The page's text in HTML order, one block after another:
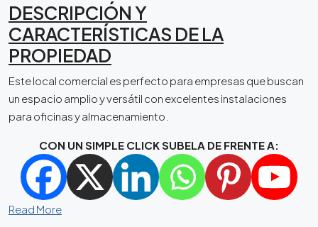
DESCRIPCIÓN Y
CARACTERÍSTICAS DE LA
PROPIEDAD
Este local comercial es perfecto para empresas que buscan
un espacio amplio y versátil con excelentes instalaciones
para oficinas y almacenamiento.
CON UN SIMPLE CLICK SUBELA DE FRENTE A:
Read More